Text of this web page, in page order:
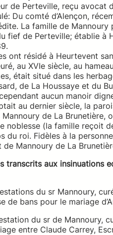
de Perteville, reçu
Du comté d’Alençon,
La famille de
fief de Perteville; établie à
ont résidé à Heurtevent
au XVIe siècle, au
était situé dans les
de La Houssaye et du
aucun manoir
au dernier siècle, la
de La
noblesse (la famille reçoit
du roi. Fidèles à la
Mannoury de La
transcrits aux insinuations
du sr Mannoury,
de bans pour le mariage
du sr de
entre Claude Carrey,